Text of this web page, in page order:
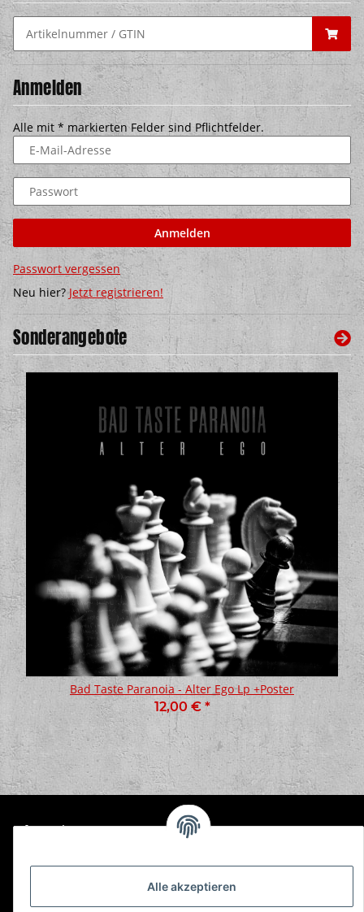
Anmelden
Alle mit * markierten Felder sind Pflichtfelder.
E-Mail-Adresse
Passwort
Anmelden
Passwort vergessen
Neu hier?Jetzt registrieren!
Sonderangebote
Bad Taste Paranoia - Alter Ego Lp +Poster
12,00 € *
Informationen
Alle akzeptieren